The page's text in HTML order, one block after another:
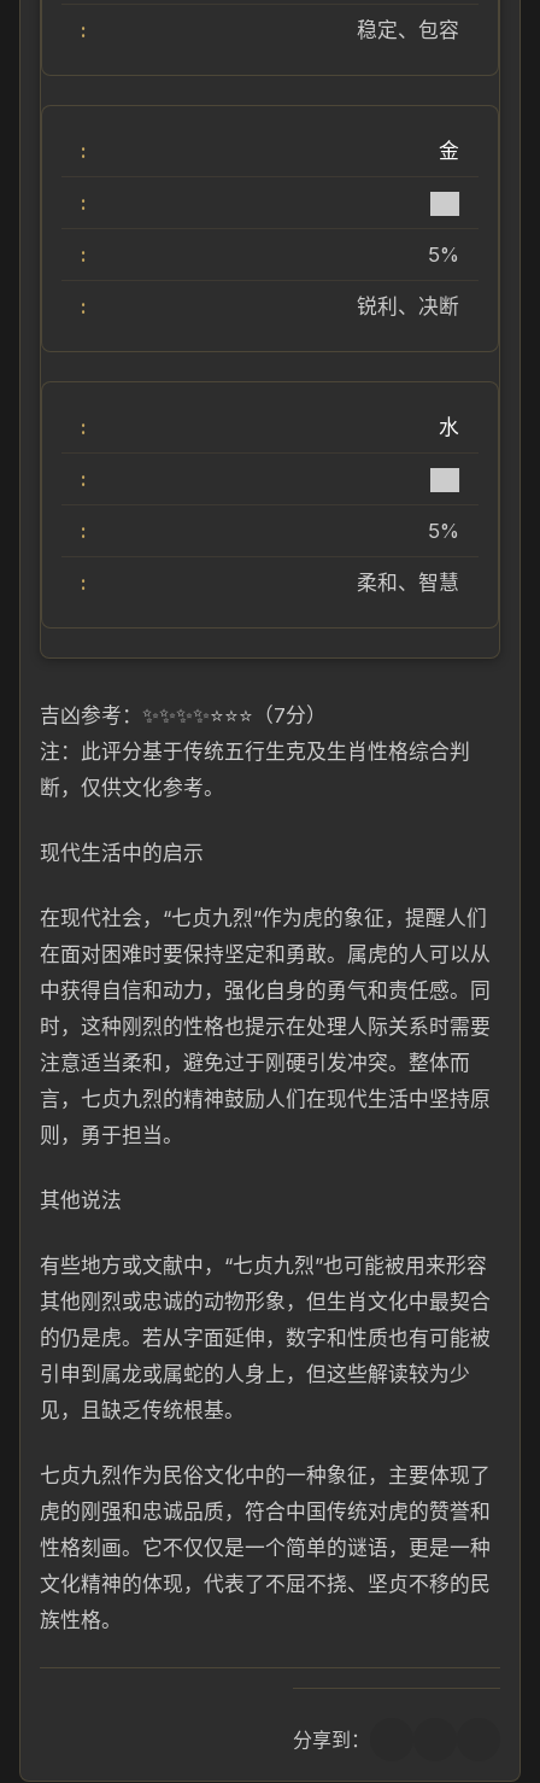
稳定、包容
金
5%
锐利、决断
水
5%
柔和、智慧
吉凶参考：✨✨✨✨⭐⭐⭐（7分）
注：此评分基于传统五行生克及生肖性格综合判
断，仅供文化参考。
现代生活中的启示
在现代社会，“七贞九烈”作为虎的象征，提醒人们
在面对困难时要保持坚定和勇敢。属虎的人可以从
中获得自信和动力，强化自身的勇气和责任感。同
时，这种刚烈的性格也提示在处理人际关系时需要
注意适当柔和，避免过于刚硬引发冲突。整体而
言，七贞九烈的精神鼓励人们在现代生活中坚持原
则，勇于担当。
其他说法
有些地方或文献中，“七贞九烈”也可能被用来形容
其他刚烈或忠诚的动物形象，但生肖文化中最契合
的仍是虎。若从字面延伸，数字和性质也有可能被
引申到属龙或属蛇的人身上，但这些解读较为少
见，且缺乏传统根基。
七贞九烈作为民俗文化中的一种象征，主要体现了
虎的刚强和忠诚品质，符合中国传统对虎的赞誉和
性格刻画。它不仅仅是一个简单的谜语，更是一种
文化精神的体现，代表了不屈不挠、坚贞不移的民
族性格。
分享到：